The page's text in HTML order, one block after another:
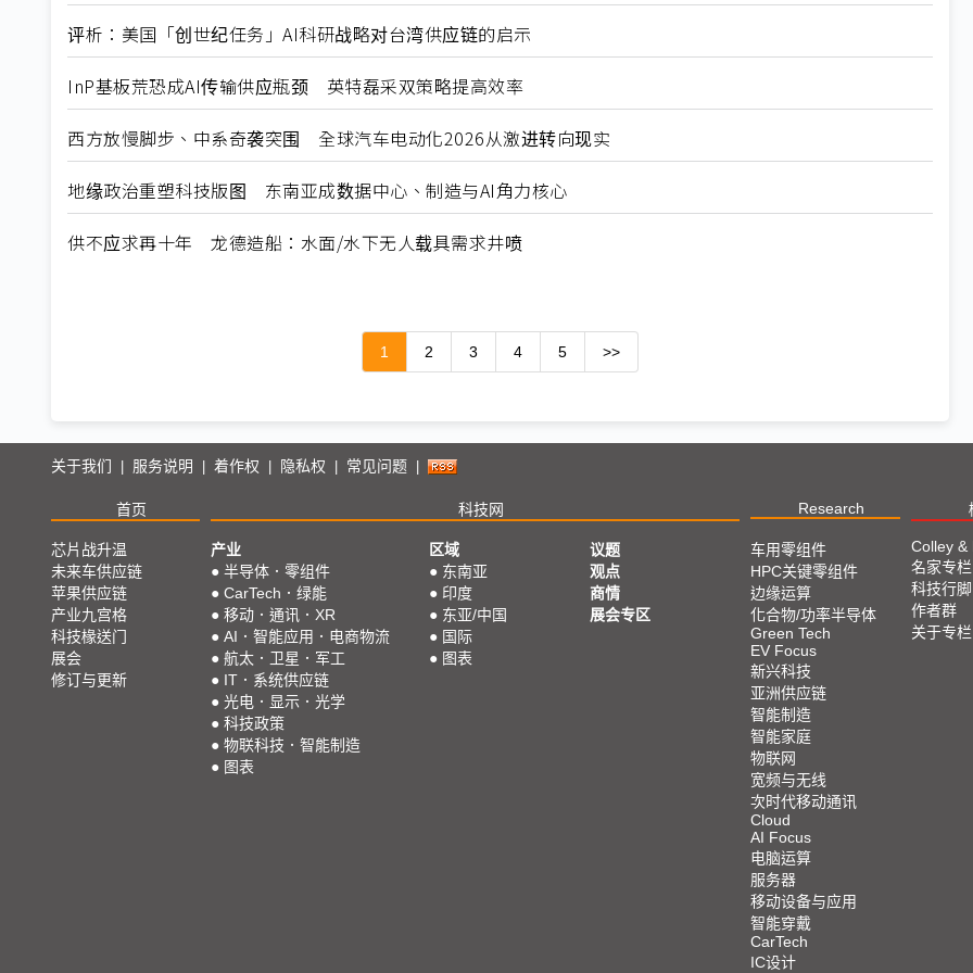
评析：美国「创世纪任务」AI科研战略对台湾供应链的启示
InP基板荒恐成AI传输供应瓶颈 英特磊采双策略提高效率
西方放慢脚步、中系奇袭突围 全球汽车电动化2026从激进转向现实
地缘政治重塑科技版图 东南亚成数据中心、制造与AI角力核心
供不应求再十年 龙德造船：水面/水下无人载具需求井喷
1 2 3 4 5 >>
关于我们 | 服务说明 | 着作权 | 隐私权 | 常见问题 |
首页 科技网 Research
芯片战升温
未来车供应链
苹果供应链
产业九宫格
科技椽送门
展会
修订与更新
产业
● 半导体．零组件
● CarTech．绿能
● 移动．通讯．XR
● AI．智能应用．电商物流
● 航太．卫星．军工
● IT．系统供应链
● 光电．显示．光学
● 科技政策
● 物联科技．智能制造
● 图表
区域
● 东南亚
● 印度
● 东亚/中国
● 国际
● 图表
议题
观点
商情
展会专区
车用零组件
HPC关键零组件
边缘运算
化合物/功率半导体
Green Tech
EV Focus
新兴科技
亚洲供应链
智能制造
智能家庭
物联网
宽频与无线
次时代移动通讯
Cloud
AI Focus
电脑运算
服务器
移动设备与应用
智能穿戴
CarTech
IC设计
Colley &
名家专栏
科技行脚
作者群
关于专栏